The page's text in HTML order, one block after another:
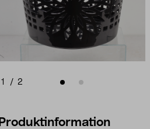
1 / 2
Produktinformation